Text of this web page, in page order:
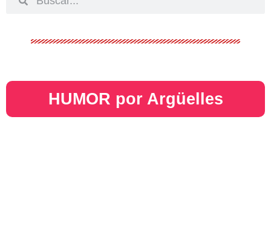
HUMOR por Argüelles​